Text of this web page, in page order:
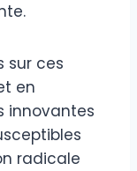
sur ces
en
innovantes
radicale